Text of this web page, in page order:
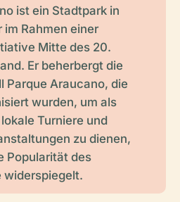
ist ein Stadtpark in
im Rahmen einer
Mitte des 20.
Er beherbergt die
Parque Araucano, die
wurden, um als
Turniere und
zu dienen,
Popularität des
widerspiegelt.